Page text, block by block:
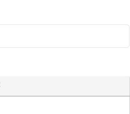
spoiler